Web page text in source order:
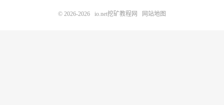
© 2026-2026 io.net挖矿教程网 网站地图